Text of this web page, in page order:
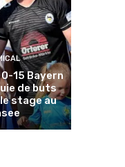
15 Bayern
de buts
stage au